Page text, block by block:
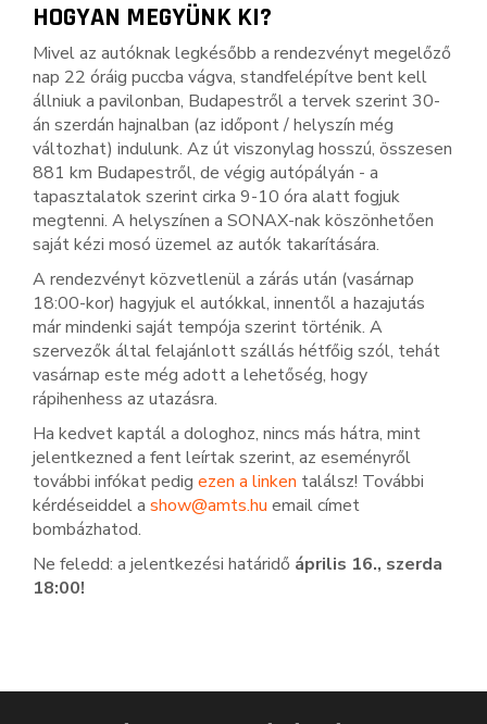
HOGYAN MEGYÜNK KI?
Mivel az autóknak legkésőbb a rendezvényt megelőző
nap 22 óráig puccba vágva, standfelépítve bent kell
állniuk a pavilonban, Budapestről a tervek szerint 30-
án szerdán hajnalban (az időpont / helyszín még
változhat) indulunk. Az út viszonylag hosszú, összesen
881 km Budapestről, de végig autópályán - a
tapasztalatok szerint cirka 9-10 óra alatt fogjuk
megtenni. A helyszínen a SONAX-nak köszönhetően
saját kézi mosó üzemel az autók takarítására.
A rendezvényt közvetlenül a zárás után (vasárnap
18:00-kor) hagyjuk el autókkal, innentől a hazajutás
már mindenki saját tempója szerint történik. A
szervezők által felajánlott szállás hétfőig szól, tehát
vasárnap este még adott a lehetőség, hogy
rápihenhess az utazásra.
Ha kedvet kaptál a dologhoz, nincs más hátra, mint
jelentkezned a fent leírtak szerint, az eseményről
további infókat pedig ezen a linken találsz! További
kérdéseiddel a show@amts.hu email címet
bombázhatod.
Ne feledd: a jelentkezési határidő április 16., szerda
18:00!